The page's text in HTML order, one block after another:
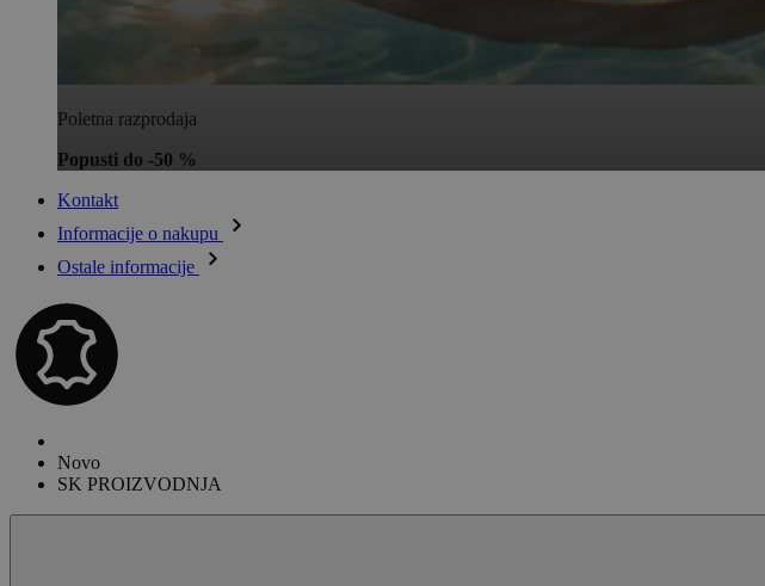
Poletna razprodaja
Popusti do -50 %
Kontakt
Informacije o nakupu
Ostale informacije
Novo
SK PROIZVODNJA